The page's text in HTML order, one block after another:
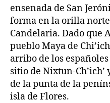
ensenada de San
forma en la orilla
Candelaria. Dado que
pueblo Maya de
arribo de los
sitio de Nixtun-
de la punta de la
isla de Flores.